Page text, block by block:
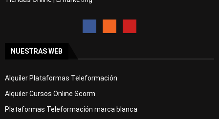
NUESTRAS WEB
Alquiler Plataformas Teleformación
Alquiler Cursos Online Scorm
Plataformas Teleformación marca blanca